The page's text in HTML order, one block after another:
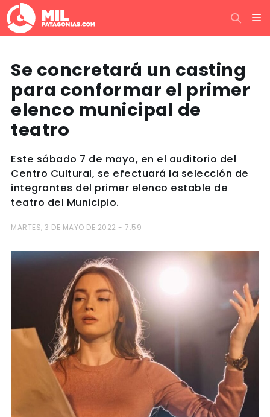
Se concretará un casting
para conformar el primer
elenco municipal de
teatro
Este sábado 7 de mayo, en el auditorio del
Centro Cultural, se efectuará la selección de
integrantes del primer elenco estable de
teatro del Municipio.
MARTES, 3 DE MAYO DE 2022 - 7:59